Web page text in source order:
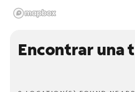
Encontrar una